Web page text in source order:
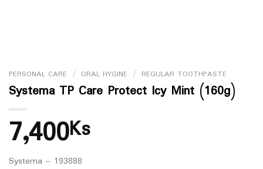
PERSONAL CARE / ORAL HYGINE / REGULAR TOOTHPASTE
Systema TP Care Protect Icy Mint (160g)
7,400Ks
Systema – 193888